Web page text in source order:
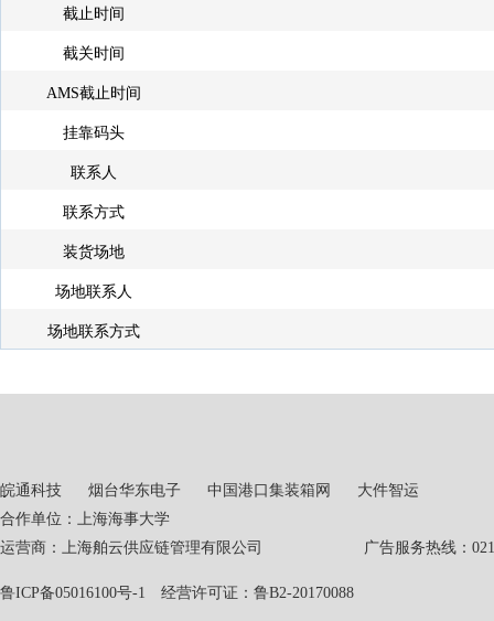
截止时间
截关时间
AMS截止时间
挂靠码头
联系人
联系方式
装货场地
场地联系人
场地联系方式
皖通科技 烟台华东电子 中国港口集装箱网
大件智运
合作单位：上海海事大学
运营商：上海舶云供应链管理有限公司 广告服务热线：021-
鲁ICP备05016100号-1 经营许可证：鲁B2-20170088